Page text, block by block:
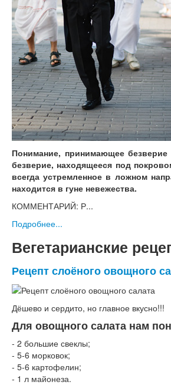
Понимание, принимающее
безверие, находящееся под
всегда устремленное в ложном
находится в гуне невежества.
КОММЕНТАРИЙ: Р...
Подробнее...
Вегетарианские
Рецепт слоёного овощного
Дёшево и сердито, но главное вкусно!!!
Для овощного салата нам
- 2 большие свеклы;
- 5-6 морковок;
- 5-6 картофелин;
- 1 л майонеза.